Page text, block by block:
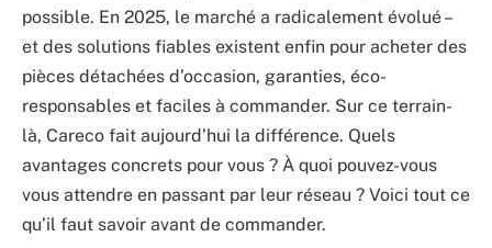
possible. En 2025, le marché a radicalement évolué –
et des solutions fiables existent enfin pour acheter des
pièces détachées d’occasion, garanties, éco-
responsables et faciles à commander. Sur ce terrain-
là, Careco fait aujourd’hui la différence. Quels
avantages concrets pour vous ? À quoi pouvez-vous
vous attendre en passant par leur réseau ? Voici tout ce
qu’il faut savoir avant de commander.